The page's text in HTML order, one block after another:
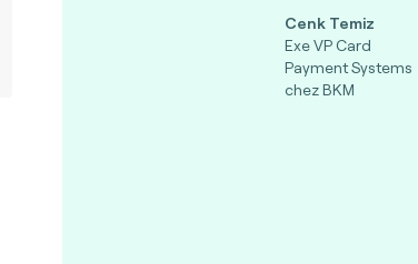
Cenk Temiz
Exe VP Card
Payment Systems
chez BKM